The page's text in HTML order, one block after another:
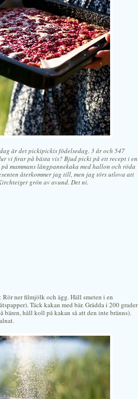
är det pickipickis födelsedag. 3 år och 547
vi firar på bästa vis? Bjud picki på ett recept i en
mammans långpannekaka med hallon och röda
återkommer jag till, men jag törs utlova att
grön av avund. Det ni.
Rör ner filmjölk och ägg. Häll smeten i en
Täck kakan med bär. Grädda i 200 grader
bären, håll koll på kakan så att den inte bränns).